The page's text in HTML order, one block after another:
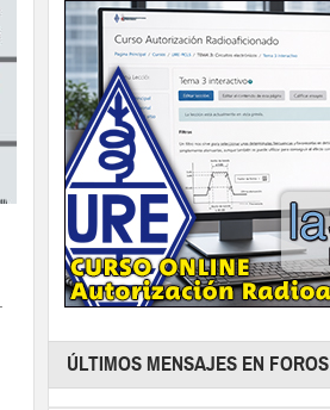
ÚLTIMOS MENSAJES EN FOROS